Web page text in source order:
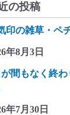
の投稿
印の雑草・ペ
年8月3日
が間もなく終
年7月30日